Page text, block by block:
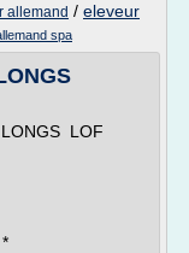
allemand / eleveur
spa
LONGS LOF